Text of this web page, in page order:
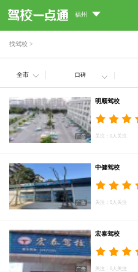
福州
找驾校 >
全市 口碑
明顺驾校
关注：0人关注
中健驾校
关注：0人关注
宏泰驾校
关注：0人关注